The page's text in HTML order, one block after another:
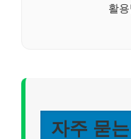
활
자주 묻